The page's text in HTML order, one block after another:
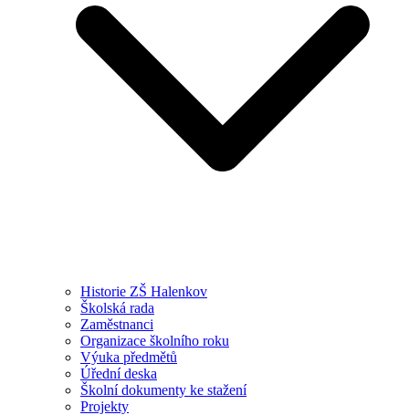
Historie ZŠ Halenkov
Školská rada
Zaměstnanci
Organizace školního roku
Výuka předmětů
Úřední deska
Školní dokumenty ke stažení
Projekty